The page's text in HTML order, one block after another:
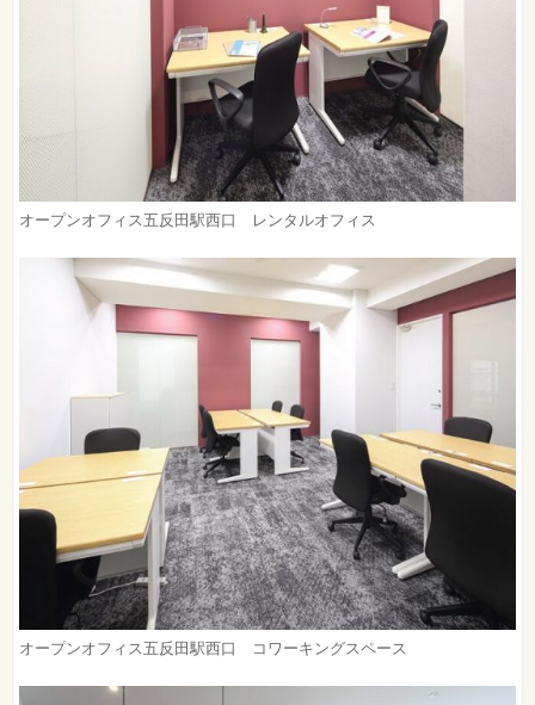
オープンオフィス五反田駅西口 レンタルオフィス
オープンオフィス五反田駅西口 コワーキングスペース